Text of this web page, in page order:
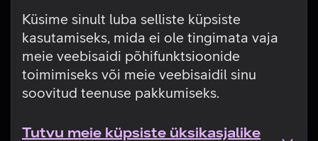
Küsime sinult luba selliste küpsiste
kasutamiseks, mida ei ole tingimata vaja
meie veebisaidi põhifunktsioonide
toimimiseks või meie veebisaidil sinu
soovitud teenuse pakkumiseks.
Tutvu meie küpsiste üksikasjalike
Tehniline viga